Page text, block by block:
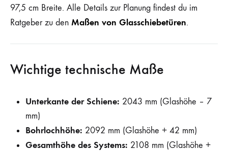
97,5 cm Breite. Alle Details zur Planung findest du im
Ratgeber zu den Maßen von Glasschiebetüren.
Wichtige technische Maße
Unterkante der Schiene: 2043 mm (Glashöhe – 7
mm)
Bohrlochhöhe: 2092 mm (Glashöhe + 42 mm)
Gesamthöhe des Systems: 2108 mm (Glashöhe +